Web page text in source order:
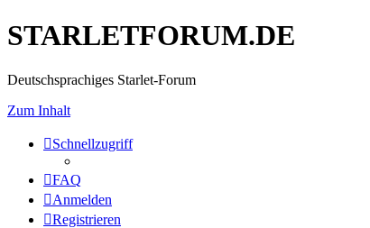
STARLETFORUM.DE
Deutschsprachiges Starlet-Forum
Zum Inhalt
Schnellzugriff
FAQ
Anmelden
Registrieren